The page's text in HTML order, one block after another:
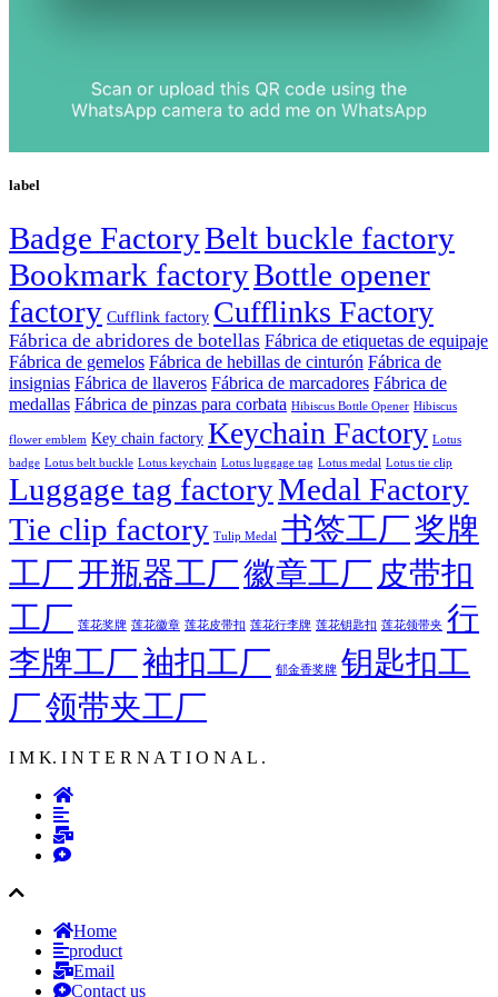
label
Badge FactoryBelt buckle factory
Bookmark factoryBottle opener
factory Cufflink factory Cufflinks Factory
Fábrica de abridores de botellas Fábrica de etiquetas de equipaje
Fábrica de gemelos Fábrica de hebillas de cinturón Fábrica de
insignias Fábrica de llaveros Fábrica de marcadores Fábrica de
medallas Fábrica de pinzas para corbata Hibiscus Bottle Opener Hibiscus
flower emblem Key chain factory Keychain Factory Lotus
badge Lotus belt buckle Lotus keychain Lotus luggage tag Lotus medal Lotus tie clip
Luggage tag factoryMedal Factory
Tie clip factory Tulip Medal 书签工厂奖牌
工厂开瓶器工厂徽章工厂 皮带扣
工厂 莲花奖牌 莲花徽章 莲花皮带扣 莲花行李牌 莲花钥匙扣 莲花领带夹 行
李牌工厂袖扣工厂 郁金香奖牌 钥匙扣工
厂领带夹工厂
I M K. I N T E R N A T I O N A L .
Home
product
Email
Contact us